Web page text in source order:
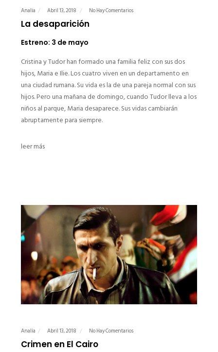
Analia Abril 13, 2018 No Hay Comentarios
La desaparición
Estreno: 3 de mayo
Cristina y Tudor han formado una familia feliz con sus dos
hijos, Maria e Ilie. Los cuatro viven en un departamento en
una ciudad rumana. Su vida es la de una pareja normal con sus
hijos. Pero una mañana de domingo, cuando Tudor lleva a los
niños al parque, Maria desaparece. Sus vidas cambiarán
abruptamente para siempre.
leer más
Analia Abril 13, 2018 No Hay Comentarios
Crimen en El Cairo